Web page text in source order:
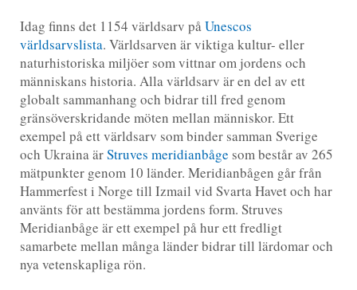
Idag finns det 1154 världsarv påUnescos
världsarvslista. Världsarven är viktiga kultur- eller
naturhistoriska miljöer som vittnar om jordens och
människans historia. Alla världsarv är en del av ett
globalt sammanhang och bidrar till fred genom
gränsöverskridande möten mellan människor. Ett
exempel på ett världsarv som binder samman Sverige
och Ukraina ärStruves meridianbåge som består av 265
mätpunkter genom 10 länder. Meridianbågen går från
Hammerfest i Norge till Izmail vid Svarta Havet och har
använts för att bestämma jordens form. Struves
Meridianbåge är ett exempel på hur ett fredligt
samarbete mellan många länder bidrar till lärdomar och
nya vetenskapliga rön.